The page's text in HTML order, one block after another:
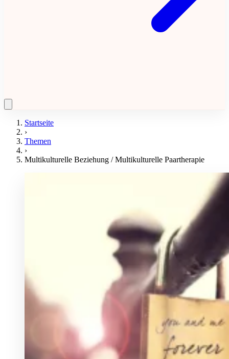
Startseite
›
Themen
›
Multikulturelle Beziehung / Multikulturelle Paartherapie